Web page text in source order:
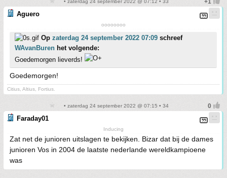
• zaterdag 24 september 2022 @ 07:12 • 33
Aguero
oooooooo
Op zaterdag 24 september 2022 07:09 schreef
WAvanBuren het volgende:
Goedemorgen lieverds!
Goedemorgen!
Citius, Altius, Fortius.
• zaterdag 24 september 2022 @ 07:15 • 34
Faraday01
Inducing
Zat net de junioren uitslagen te bekijken. Bizar dat bij de dames
junioren Vos in 2004 de laatste nederlande wereldkampioene
was